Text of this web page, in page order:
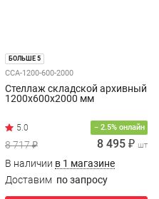
БОЛЬШЕ 5
ССА-1200-600-2000
Стеллаж складской архивный
1200х600х2000 мм
− 2.5% онлайн
8 717 ₽ 8 495 ₽ шт
В наличии в 1 магазине
Доставим по запросу